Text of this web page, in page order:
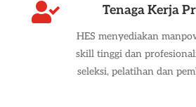
 Tenaga Kerja
HES menyediakan
skill tinggi dan
seleksi, pelatihan dan